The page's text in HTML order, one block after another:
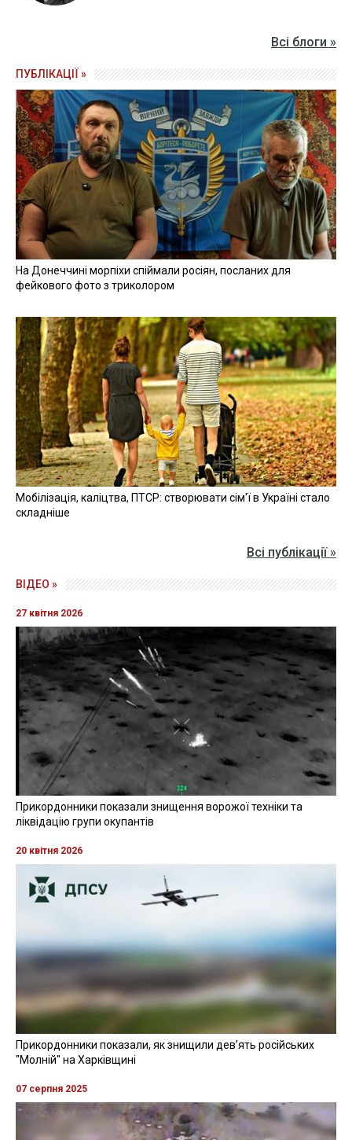
Всі блоги »
ПУБЛІКАЦІЇ »
На Донеччині морпіхи спіймали росіян, посланих для
фейкового фото з триколором
Мобілізація, каліцтва, ПТСР: створювати сім'ї в Україні стало
складніше
Всі публікації »
ВІДЕО »
27 квітня 2026
Прикордонники показали знищення ворожої техніки та
ліквідацію групи окупантів
20 квітня 2026
Прикордонники показали, як знищили девʼять російських
"Молній" на Харківщині
07 серпня 2025